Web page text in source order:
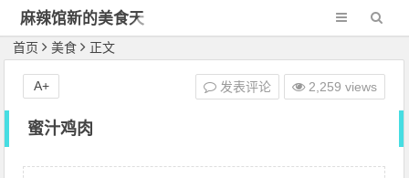
麻辣馆新的美食天
地
首页 美食 正文
蜜汁鸡肉
发表评论 2,259 views
A+